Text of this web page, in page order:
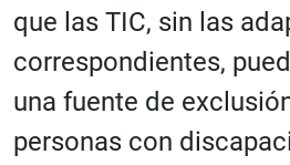
que las TIC, sin las
correspondientes,
una fuente de
personas con